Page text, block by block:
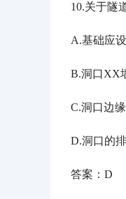
10.关于隧
A.基础应
B.洞口XX
C.洞口边
D.洞口的
答案： D